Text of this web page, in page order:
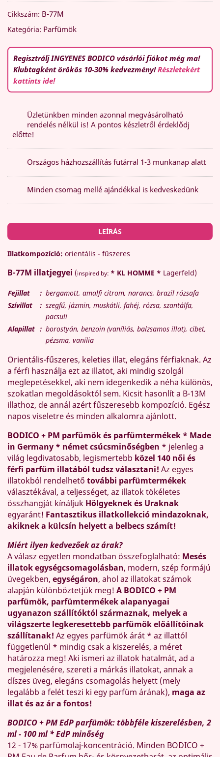
Cikkszám: B-77M
Kategória: Parfümök
Regisztrálj INGYENES BODICO vásárlói fiókot még ma!
Klubtagként örökös 10-30% kedvezmény!Részletekért
kattints ide!
Üzletünkben minden azonnal megvásárolható
rendelés nélkül is! A pontos készletről érdeklődj
előtte!
Országos házhozszállítás futárral 1-3 munkanap alatt
Minden csomag mellé ajándékkal is kedveskedünk
LEÍRÁS
Illatkompozíció: orientális - fűszeres
B-77M illatjegyei (inspired by: * KL HOMME * Lagerfeld)
Fejillat : bergamott, amalfi citrom, narancs, brazil rózsafa
Szívillat
: szegfű, jázmin, muskátli, fahéj, rózsa, szantálfa,
pacsuli
Alapillat : borostyán, benzoin (vaníliás, balzsamos illat), cibet,
pézsma, vanília
Orientális-fűszeres, keleties illat, elegáns férfiaknak. Az
a férfi használja ezt az illatot, aki mindig szolgál
meglepetésekkel, aki nem idegenkedik a néha különös,
szokatlan megoldásoktól sem. Kicsit hasonlít a B-13M
illathoz, de annál azért fűszeresebb kompozíció. Egész
napos viseletre és minden alkalomra ajánlott.
BODICO + PM parfümök és parfümtermékek * Made
in Germany * német csúcsminőségben * jelenleg a
világ legdivatosabb, legismertebb közel 140 női és
férfi parfüm illatából tudsz választani! Az egyes
illatokból rendelhető további parfümtermékek
választékával, a teljességet, az illatok tökéletes
összhangját kínáljuk Hölgyeknek és Uraknak
egyaránt! Fantasztikus illatkollekció mindazoknak,
akiknek a külcsín helyett a belbecs számít!
Miért ilyen kedvezőek az árak?
A válasz egyetlen mondatban összefoglalható: Mesés
illatok egységcsomagolásban, modern, szép formájú
üvegekben, egységáron, ahol az illatokat számok
alapján különböztetjük meg! A BODICO + PM
parfümök, parfümtermékek alapanyagai
ugyanazon szállítóktól származnak, melyek a
világszerte legkeresettebb parfümök előállítóinak
szállítanak! Az egyes parfümök árát * az illattól
függetlenül * mindig csak a kiszerelés, a méret
határozza meg! Aki ismeri az illatok hatalmát, ad a
megjelenésére, szereti a márkás illatokat, annak a
díszes üveg, elegáns csomagolás helyett (mely
legalább a felét teszi ki egy parfüm árának), maga az
illat és az ár a fontos!
BODICO + PM EdP parfümök: többféle kiszerelésben, 2
ml - 100 ml * EdP minőség
12 - 17% parfümolaj-koncentráció. Minden BODICO +